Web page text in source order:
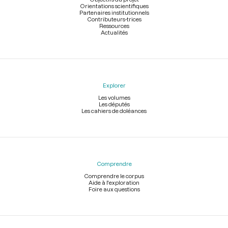
Orientations scientifiques
Partenaires institutionnels
Contributeurs-trices
Ressources
Actualités
Explorer
Les volumes
Les députés
Les cahiers de doléances
Comprendre
Comprendre le corpus
Aide à l'exploration
Foire aux questions